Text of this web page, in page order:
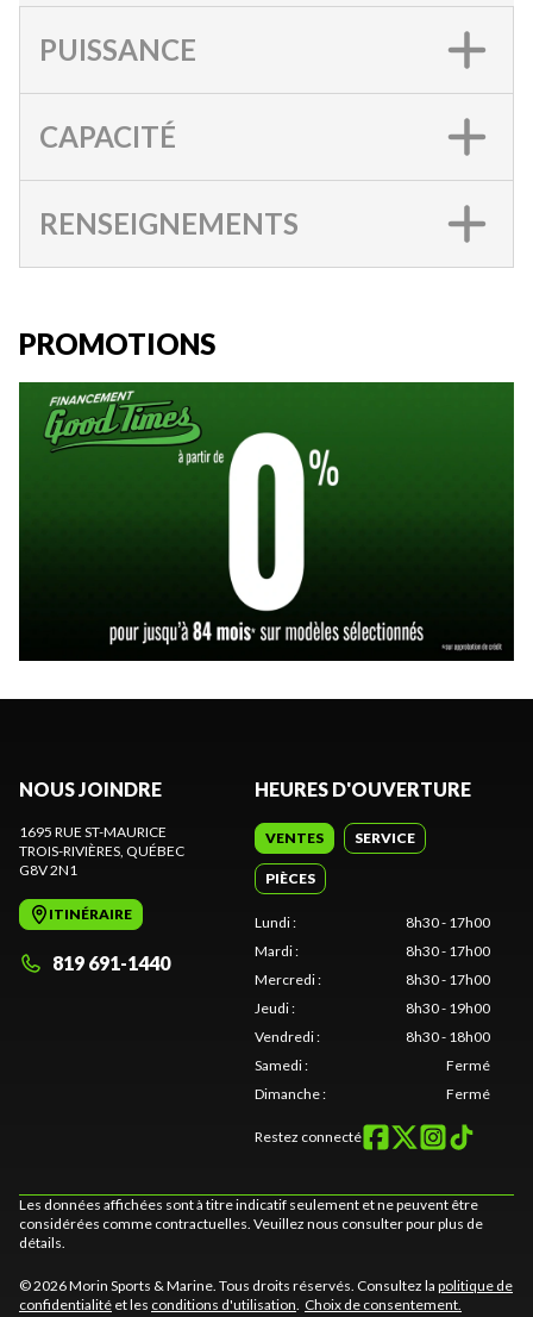
PUISSANCE
CAPACITÉ
RENSEIGNEMENTS
PROMOTIONS
NOUS JOINDRE
1695 RUE ST-MAURICE
TROIS-RIVIÈRES , QUÉBEC
G8V 2N1
ITINÉRAIRE
819 691-1440
HEURES D'OUVERTURE
VENTES SERVICE
PIÈCES
Lundi:
8h30 - 17h00
Mardi:
8h30 - 17h00
Mercredi:
8h30 - 17h00
Jeudi:
8h30 - 19h00
Vendredi:
8h30 - 18h00
Samedi:
Fermé
Dimanche: Fermé
Restez connecté
Les données affichées sont à titre indicatif seulement et ne peuvent être
considérées comme contractuelles. Veuillez nous consulter pour plus de
détails.
© 2026 Morin Sports & Marine. Tous droits réservés. Consultez la politique de
confidentialité et les conditions d'utilisation Choix de consentement.